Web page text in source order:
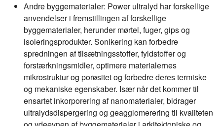
Andre byggematerialer: Power ultralyd har forskellige
anvendelser i fremstillingen af forskellige
byggematerialer, herunder mørtel, fuger, gips og
isoleringsprodukter. Sonikering kan forbedre
spredningen af tilsætningsstoffer, fyldstoffer og
forstærkningsmidler, optimere materialernes
mikrostruktur og porøsitet og forbedre deres termiske
og mekaniske egenskaber. Især når det kommer til
ensartet inkorporering af nanomaterialer, bidrager
ultralydsdispergering og geagglomerering til kvaliteten